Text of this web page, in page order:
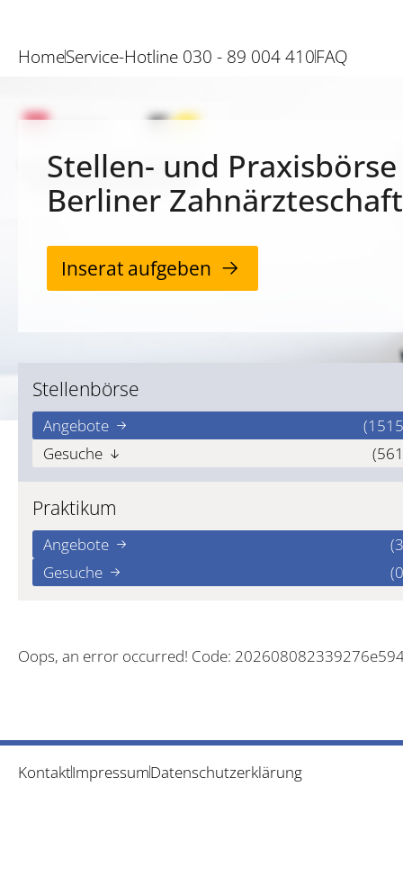
HomeService-Hotline 030 - 89 004 410FAQ
Stellen- und
Berliner Zahnärzteschaft
Inserat aufgeben
Stellenbörse
Angebote
Gesuche
Praktikum
Angebote
Gesuche
Oops, an error occurred! Code:
KontaktImpressumDatenschutzerklärung